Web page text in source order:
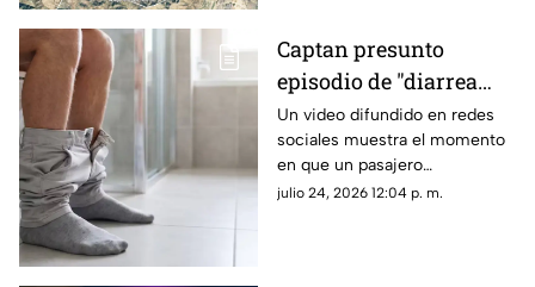
Captan presunto
episodio de "diarrea
explosiva" en
transporte público;
video se viraliza
Un video difundido en redes
sociales muestra el momento
en que un pasajero
aparentemente sufrió un
julio 24, 2026 12:04 p. m.